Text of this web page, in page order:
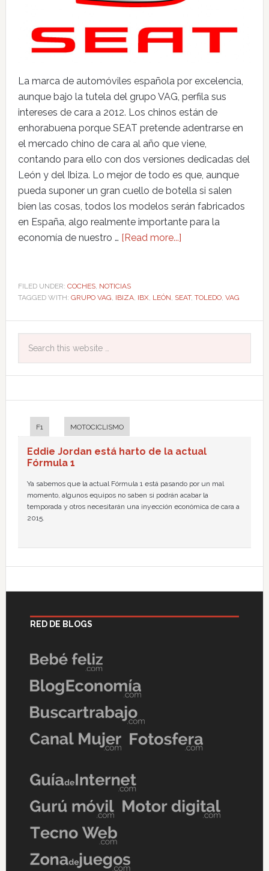
La marca de automóviles española por excelencia,
aunque bajo la tutela del grupo VAG, perfila sus
intereses de cara a 2012. Los chinos están de
enhorabuena porque SEAT pretende adentrarse en
el mercado chino de cara al año que viene,
contando para ello con dos versiones dedicadas del
León y del Ibiza. Lo mejor de todo es que, aunque
pueda suponer un gran cuello de botella si salen
bien las cosas, todos los modelos serán fabricados
en España, algo realmente importante para la
economía de nuestro … [Read more...]
FILED UNDER: COCHES, NOTICIAS
TAGGED WITH: GRUPO VAG, IBIZA, IBX, LEÓN, SEAT, TOLEDO, VAG
F1 MOTOCICLISMO
Eddie Jordan está harto de la actual
Fórmula 1
Ya sabemos que la actual Fórmula 1 está pasando por un mal
momento, algunos equipos no saben si podrán acabar la
temporada y otros necesitarán una inyección económica de cara a
2015.
RED DE BLOGS